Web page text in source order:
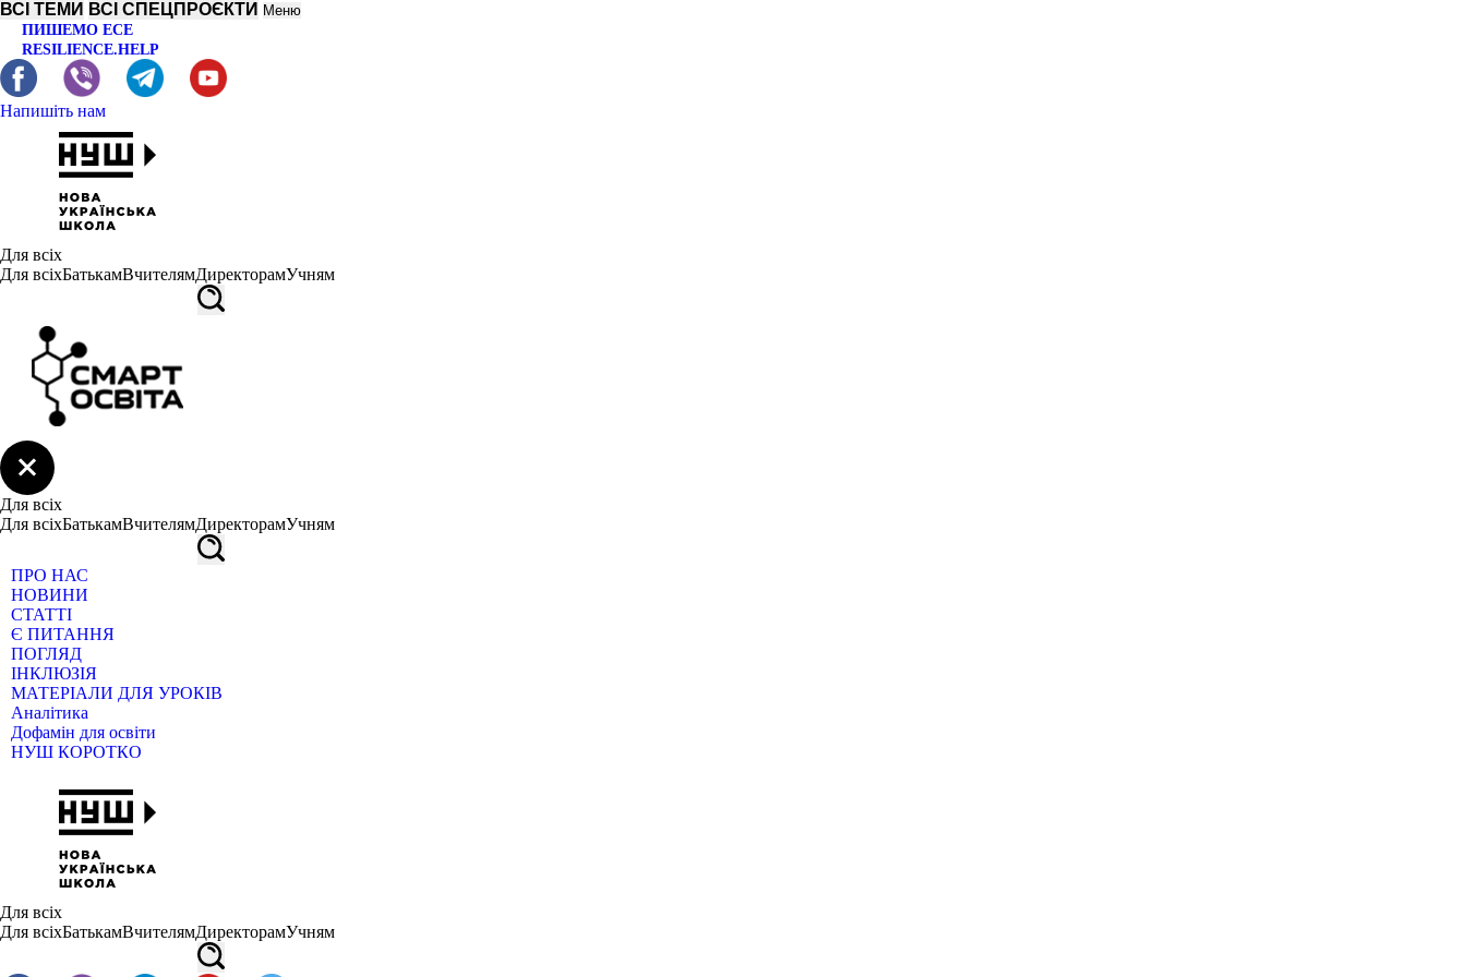
ВСІ ТЕМИ ВСІ СПЕЦПРОЄКТИ Меню
ПИШЕМО ЕСЕ
RESILIENCE.HELP
Напишіть нам
Для всіх
Для всіхБатькамВчителямДиректорамУчням
Для всіх
Для всіхБатькамВчителямДиректорамУчням
ПРО НАС
НОВИНИ
СТАТТІ
Є ПИТАННЯ
ПОГЛЯД
ІНКЛЮЗІЯ
МАТЕРІАЛИ ДЛЯ УРОКІВ
Аналітика
Дофамін для освіти
НУШ КОРОТКО
Для всіх
Для всіхБатькамВчителямДиректорамУчням